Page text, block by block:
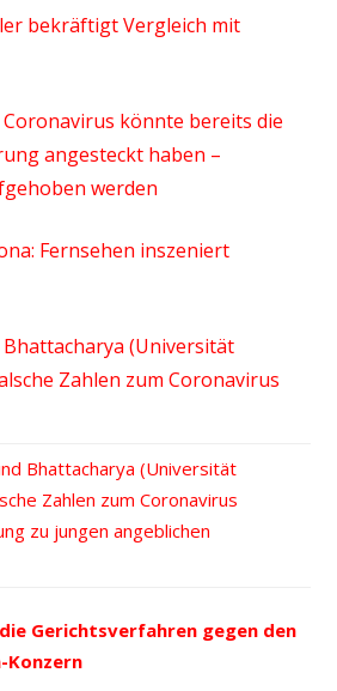
bekräftigt Vergleich mit
könnte bereits die
angesteckt haben –
werden
Fernsehen inszeniert
(Universität
Zahlen zum Coronavirus
Bhattacharya (Universität
Zahlen zum Coronavirus
zu jungen angeblichen
Gerichtsverfahren gegen den
Konzern